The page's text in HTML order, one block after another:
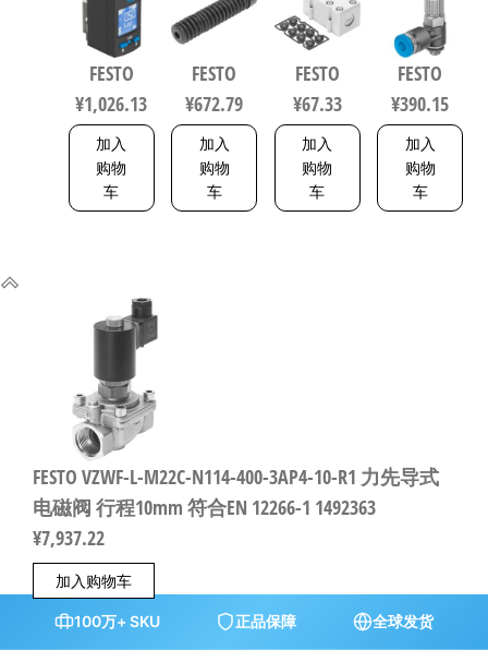
PNVBA-M8U
数字压力
传感器 符
合EN 60947-
5-2 8001232
FESTO
¥1,026.13
加入
购物
车
保护套 行
符合ISO
6432 / ISO
15552
553463
FESTO
¥672.79
加入
购物
车
FESTO
¥67.33
加入
购物
车
153505
FESTO
¥390.15
加入
购物
车
FESTO VZWF-L-M22C-N114-400-3AP4-10-R1 力先导式
电磁阀 行程10mm 符合EN 12266-1 1492363
¥7,937.22
加入购物车
100万+ SKU 正品保障 全球发货